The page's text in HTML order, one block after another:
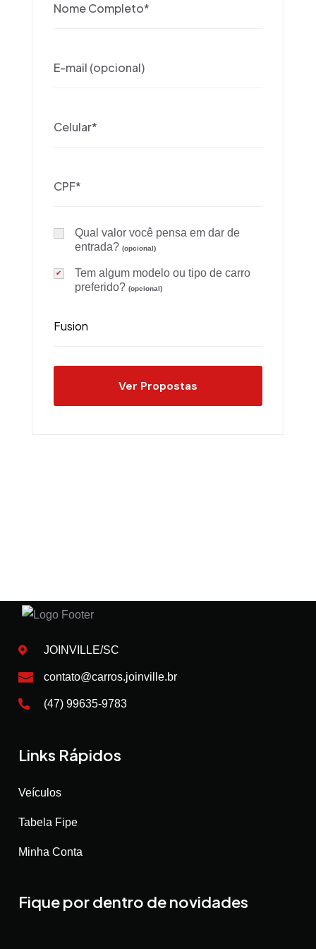
Qual valor você pensa em dar de
entrada? (opcional)
Tem algum modelo ou tipo de carro
preferido? (opcional)
Ver Propostas
JOINVILLE/SC
contato@carros.joinville.br
(47) 99635-9783
Links Rápidos
Veículos
Tabela Fipe
Minha Conta
Fique por dentro de novidades